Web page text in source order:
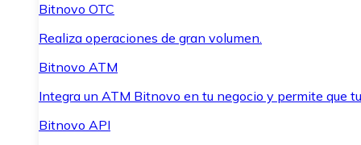
Bitnovo OTC
Realiza operaciones de gran volumen.
Bitnovo ATM
Integra un ATM Bitnovo en tu negocio y permite que
Bitnovo API